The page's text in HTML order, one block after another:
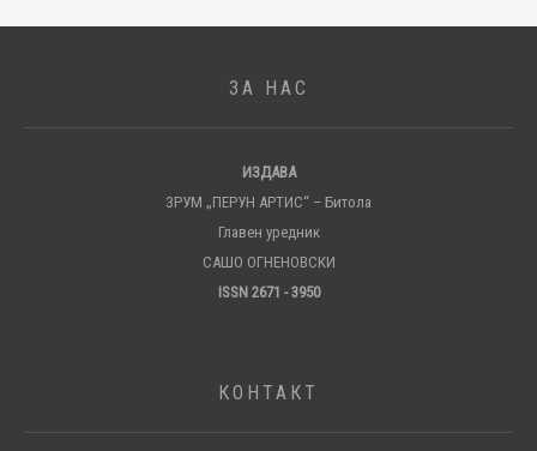
ЗА НАС
ИЗДАВА
ЗРУМ „ПЕРУН АРТИС“ – Битола
Главен уредник
САШО ОГНЕНОВСКИ
ISSN 2671 - 3950
КОНТАКТ